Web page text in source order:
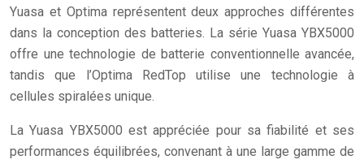
Yuasa et Optima représentent deux approches différentes
dans la conception des batteries. La série Yuasa YBX5000
offre une technologie de batterie conventionnelle avancée,
tandis que l’Optima RedTop utilise une technologie à
cellules spiralées unique.
La Yuasa YBX5000 est appréciée pour sa fiabilité et ses
performances équilibrées, convenant à une large gamme de